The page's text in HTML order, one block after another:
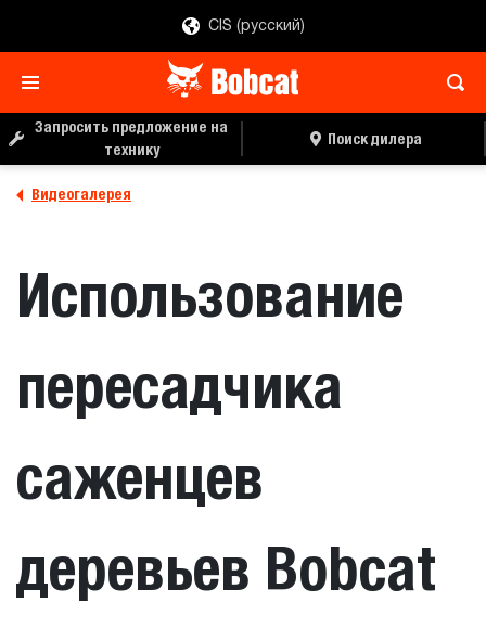
CIS (русский)
Запросить предложение на
технику
Поиск дилера
Видеогалерея
Использование
пересадчика
саженцев
деревьев Bobcat